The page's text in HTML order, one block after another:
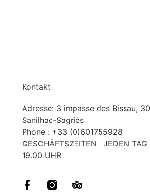
Kontakt
Adresse: 3 impasse des Bissau,
Sanilhac-Sagriès
Phone : +33 (0)601755928
GESCHÄFTSZEITEN : JEDEN
19.00 UHR